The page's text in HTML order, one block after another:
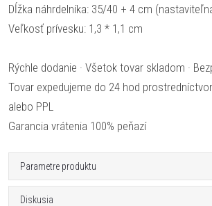
Dĺžka náhrdelníka: 35/40 + 4 cm
Veľkosť prívesku: 1,3 * 1,1 cm
Rýchle dodanie · Všetok tovar skladom ·
Tovar expedujeme do 24 hod
alebo PPL
Garancia vrátenia 100% peňazí
Parametre produktu
Diskusia